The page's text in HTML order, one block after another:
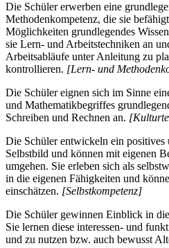
Die Schüler erwerben eine
Methodenkompetenz, die sie
Möglichkeiten grundlegendes
sie Lern- und Arbeitstechniken an
Arbeitsabläufe unter Anleitung zu
kontrollieren. [Lern- und
Die Schüler eignen sich im Sinne
und Mathematikbegriffes
Schreiben und Rechnen an.
Die Schüler entwickeln ein positives
Selbstbild und können mit eigenen
umgehen. Sie erleben sich als
in die eigenen Fähigkeiten und
einschätzen. [Selbstkompetenz]
Die Schüler gewinnen Einblick in
Sie lernen diese interessen- und
und zu nutzen bzw. auch bewusst